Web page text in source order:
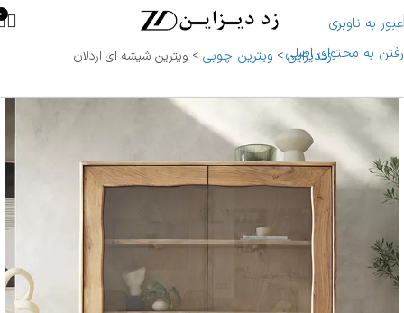
عبور به ناوبری
رفتن به محتوای اصلی
0
زددیزاین> ویترین چوبی > ویترین شیشه ای اردلان